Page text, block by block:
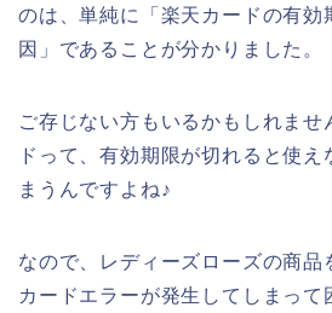
のは、単純に「楽天カードの有効
因」であることが分かりました。
ご存じない方もいるかもしれませ
ドって、有効期限が切れると使え
まうんですよね♪
なので、レディーズローズの商品
カードエラーが発生してしまって